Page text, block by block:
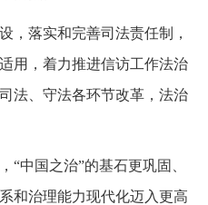
，落实和完善司法责任制，
用，着力推进信访工作法治
法、守法各环节改革，法治
“中国之治”的基石更巩固、
和治理能力现代化迈入更高